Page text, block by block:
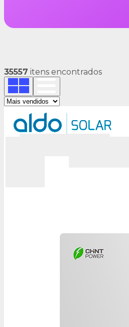
35557 itens encontrados